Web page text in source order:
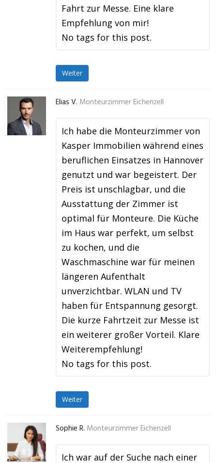
Fahrt zur Messe. Eine klare
Empfehlung von mir!
No tags for this post.
Weiter
Elias V. Monteurzimmer Eichenzell
Ich habe die Monteurzimmer von
Kasper Immobilien während eines
beruflichen Einsatzes in Hannover
genutzt und war begeistert. Der
Preis ist unschlagbar, und die
Ausstattung der Zimmer ist
optimal für Monteure. Die Küche
im Haus war perfekt, um selbst
zu kochen, und die
Waschmaschine war für meinen
längeren Aufenthalt
unverzichtbar. WLAN und TV
haben für Entspannung gesorgt.
Die kurze Fahrtzeit zur Messe ist
ein weiterer großer Vorteil. Klare
Weiterempfehlung!
No tags for this post.
Weiter
Sophie R. Monteurzimmer Eichenzell
Ich war auf der Suche nach einer